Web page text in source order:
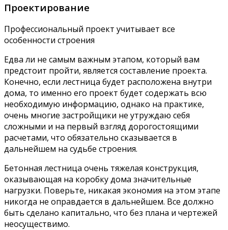
Проектирование
Профессиональный проект учитывает все
особенности строения
Едва ли не самым важным этапом, который вам
предстоит пройти, является составление проекта.
Конечно, если лестница будет расположена внутри
дома, то именно его проект будет содержать всю
необходимую информацию, однако на практике,
очень многие застройщики не утруждаю себя
сложными и на первый взгляд дорогостоящими
расчетами, что обязательно сказывается в
дальнейшем на судьбе строения.
Бетонная лестница очень тяжелая конструкция,
оказывающая на коробку дома значительные
нагрузки. Поверьте, никакая экономия на этом этапе
никогда не оправдается в дальнейшем. Все должно
быть сделано капитально, что без плана и чертежей
неосуществимо.